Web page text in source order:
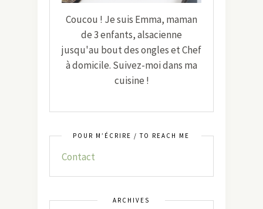
Coucou ! Je suis Emma, maman
de 3 enfants, alsacienne
jusqu'au bout des ongles et Chef
à domicile. Suivez-moi dans ma
cuisine !
POUR M’ÉCRIRE / TO REACH ME
Contact
ARCHIVES